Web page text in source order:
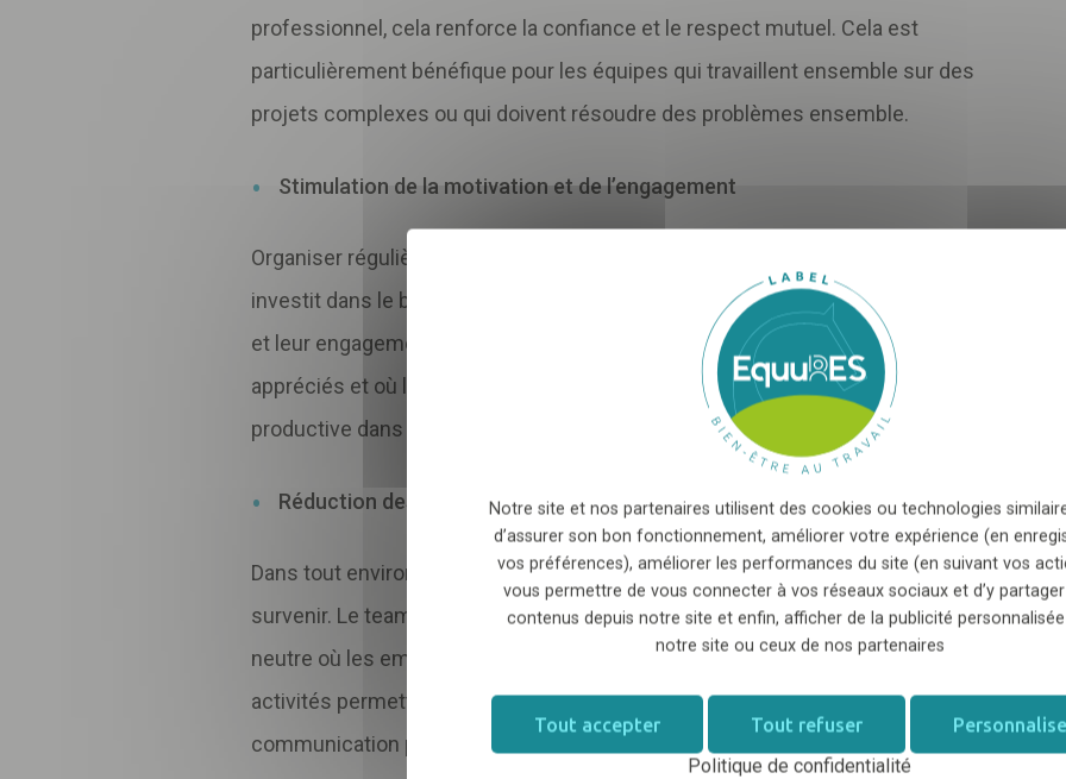
professionnel, cela renforce la confiance et le respect mutuel. Cela est
particulièrement bénéfique pour les équipes qui travaillent ensemble sur des
projets complexes ou qui doivent résoudre des problèmes ensemble.
Stimulation de la motivation et de l’engagement
Organiser régulièrement des activités de team building montre que l'entreprise
investit dans le bien-être de ses employés. Cela peut améliorer leur motivation
et leur engagement, en créant un environnement dans lequel ils se sentent
appréciés et où leurs efforts sont reconnus. Une équipe motivée est plus
productive dans ses tâches quotidiennes.
Réduction des conflits
Dans tout environnement de travail, destensions et des conflits peuvent
survenir. Le team building permet d'aplanir ces tensions en créant un espace
neutre où les employés peuvent interagir de manière plus informelle. Ces
activités permettent souvent de dissiper les malentendus et de rétablir une
communication positive, réduisant ainsi les conflits à long terme.
Inscrivez-vous newsletter
pour suivre notre actualité et lesbonnes
Sélectionnez nombre de salariés...
En envoyant le formulaire, vous acceptez que les informations saisies soient exploitées
relation commerciale qui peut en découler
Notre site et nos partenaires utilisent des cookies ou technologies
d’assurer son bon fonctionnement, améliorer votre expérience (en
vos préférences), améliorer les performances du site (en suivant vos
vous permettre de vous connecter à vos réseaux sociaux et d’y
contenus depuis notre site et enfin, afficher de la publicité
notre site ou ceux de nos partenaires
Tout accepter Tout refuser
Politique de confidentialité